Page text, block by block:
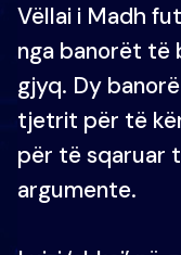
Vëllai i Madh
nga banorët të
gjyq. Dy
tjetrit për të
për të sqaruar
argumente.